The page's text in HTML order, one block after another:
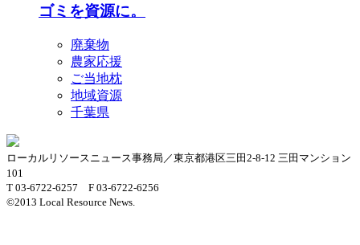
ゴミを資源に。
廃棄物
農家応援
ご当地枕
地域資源
千葉県
ローカルリソースニュース事務局／東京都港区三田2-8-12 三田マンション
101
T 03-6722-6257 F 03-6722-6256
©2013 Local Resource News.